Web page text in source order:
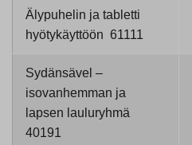
Älypuhelin ja tabletti
hyötykäyttöön 61111
Sydänsävel –
isovanhemman ja
lapsen lauluryhmä
40191